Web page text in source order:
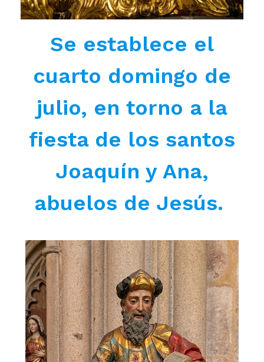
Se establece el
cuarto domingo de
julio, en torno a la
fiesta de los santos
Joaquín y Ana,
abuelos de Jesús.